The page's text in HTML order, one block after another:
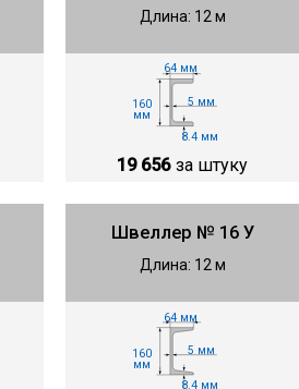
Длина: 12 м
64 мм
160
мм
5 мм
8.4 мм
19 656 за штуку
Швеллер № 16 У
Длина: 12 м
64 мм
160
мм
5 мм
8.4 мм